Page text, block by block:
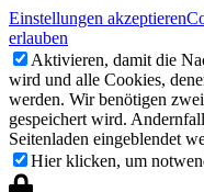
Einstellungen akzeptieren
erlauben
Aktivieren, damit die
wird und alle Cookies,
werden. Wir benötigen
gespeichert wird.
Seitenladen eingeblendet
Hier klicken, um